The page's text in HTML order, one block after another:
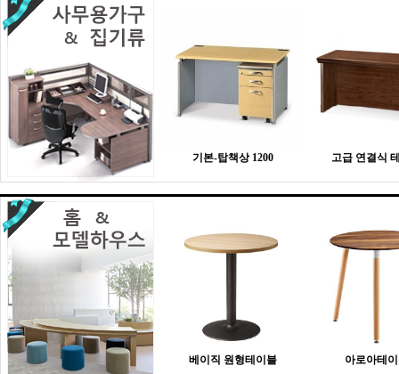
기본-탑책상 1200 고급 연결식
베이직 원형테이블 아로아테